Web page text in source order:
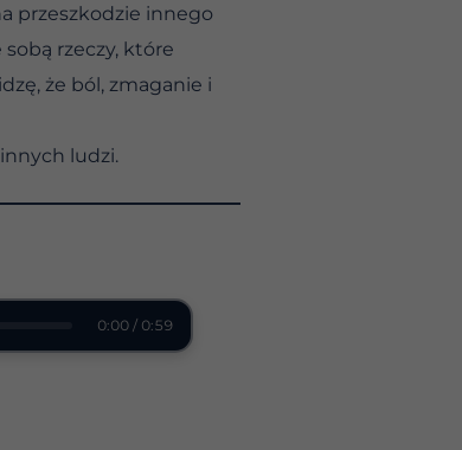
przeszkodzie innego
rzeczy, które
że ból, zmaganie i
ludzi.
0:00 / 0:59